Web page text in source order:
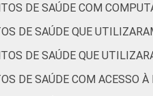
de
à
55 35 9
DE SAÚDE COM
DE SAÚDE QUE
DE SAÚDE QUE
DE SAÚDE COM ACESSO